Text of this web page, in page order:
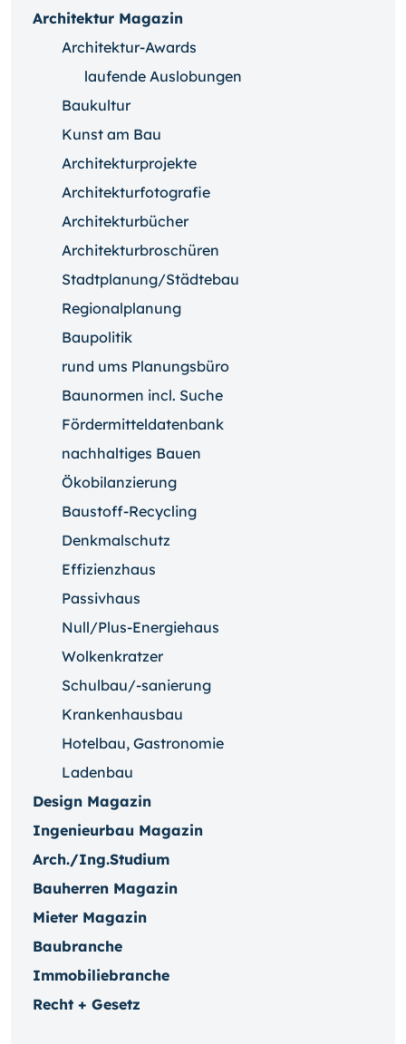
Architektur Magazin
Architektur-Awards
laufende Auslobungen
Baukultur
Kunst am Bau
Architekturprojekte
Architekturfotografie
Architekturbücher
Architekturbroschüren
Stadtplanung/Städtebau
Regionalplanung
Baupolitik
rund ums Planungsbüro
Baunormen incl. Suche
Fördermitteldatenbank
nachhaltiges Bauen
Ökobilanzierung
Baustoff-Recycling
Denkmalschutz
Effizienzhaus
Passivhaus
Null/Plus-Energiehaus
Wolkenkratzer
Schulbau/-sanierung
Krankenhausbau
Hotelbau, Gastronomie
Ladenbau
Design Magazin
Ingenieurbau Magazin
Arch./Ing.Studium
Bauherren Magazin
Mieter Magazin
Baubranche
Immobiliebranche
Recht + Gesetz